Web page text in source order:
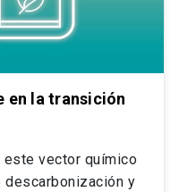
en la transición
este vector químico
descarbonización y